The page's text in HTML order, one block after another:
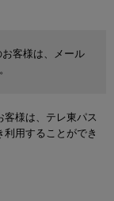
客様は、メール
様は、テレ東パス
用することができ